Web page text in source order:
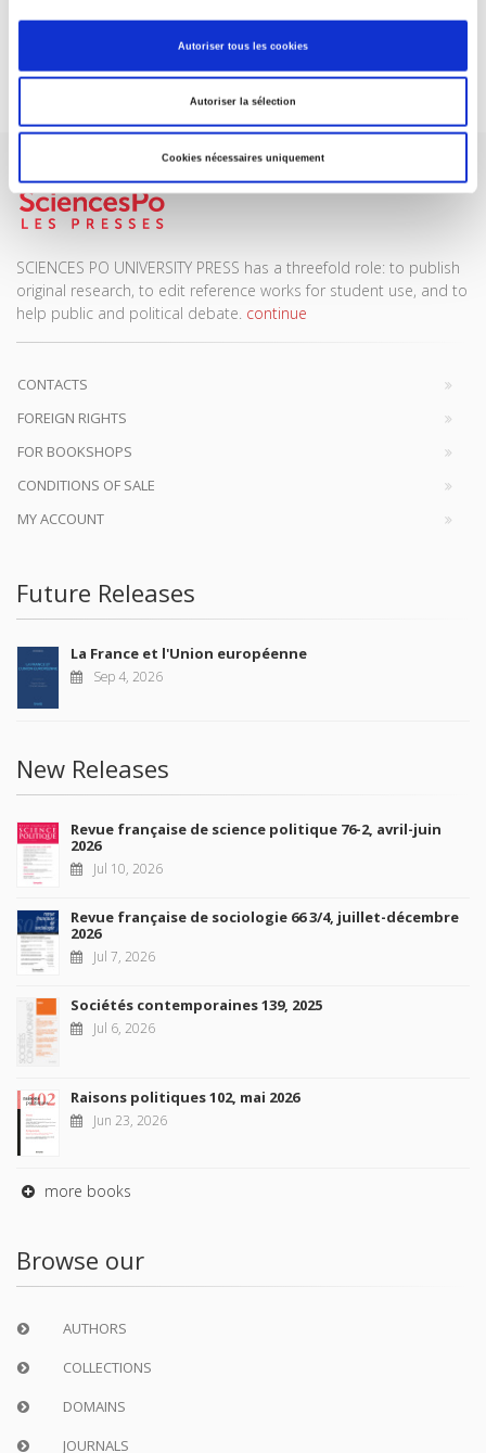
Autoriser tous les cookies
Autoriser la sélection
Cookies nécessaires uniquement
DISCOVER OUR JOURNALS
Subscribe today
SCIENCES PO UNIVERSITY PRESS has a threefold role: to publish
original research, to edit reference works for student use, and to
help public and political debate. continue
CONTACTS
FOREIGN RIGHTS
FOR BOOKSHOPS
CONDITIONS OF SALE
MY ACCOUNT
Future Releases
La France et l'Union européenne
Sep 4, 2026
New Releases
Revue française de science politique 76-2, avril-juin
2026
Jul 10, 2026
Revue française de sociologie 66 3/4, juillet-décembre
2026
Jul 7, 2026
Sociétés contemporaines 139, 2025
Jul 6, 2026
Raisons politiques 102, mai 2026
Jun 23, 2026
more books
Browse our
AUTHORS
COLLECTIONS
DOMAINS
JOURNALS